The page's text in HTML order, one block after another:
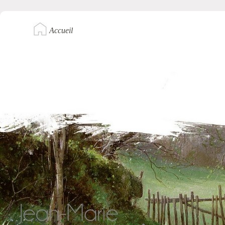
Accueil